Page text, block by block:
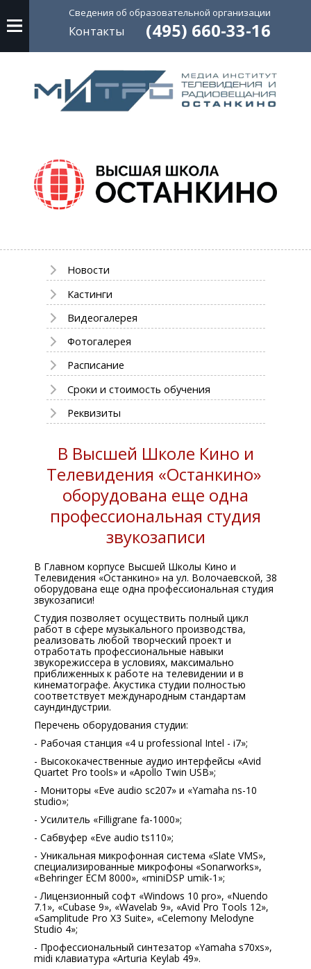
Сведения об образовательной организации
Контакты (495) 660-33-16
Новости
Кастинги
Видеогалерея
Фотогалерея
Расписание
Сроки и стоимость обучения
Реквизиты
В Высшей Школе Кино и
Телевидения «Останкино»
оборудована еще одна
профессиональная студия
звукозаписи
В Главном корпусе Высшей Школы Кино и
Телевидения «Останкино» на ул. Волочаевской, 38
оборудована еще одна профессиональная студия
звукозаписи!
Студия позволяет осуществить полный цикл
работ в сфере музыкального производства,
реализовать любой творческий проект и
отработать профессиональные навыки
звукорежиссера в условиях, максимально
приближенных к работе на телевидении и в
кинематографе. Акустика студии полностью
соответствует международным стандартам
саундиндустрии.
Перечень оборудования студии:
- Рабочая станция «4 u professional Intel - i7»;
- Высококачественные аудио интерфейсы «Avid
Quartet Pro tools» и «Apollo Twin USB»;
- Мониторы «Eve audio sc207» и «Yamaha ns-10
studio»;
- Усилитель «Filligrane fa-1000»;
- Сабвуфер «Eve audio ts110»;
- Уникальная микрофонная система «Slate VMS»,
специализированные микрофоны «Sonarworks»,
«Behringer ECM 8000», «miniDSP umik-1»;
- Лицензионный софт «Windows 10 pro», «Nuendo
7.1», «Cubase 9», «Wavelab 9», «Avid Pro Tools 12»,
«Samplitude Pro X3 Suite», «Celemony Melodyne
Studio 4»;
- Профессиональный синтезатор «Yamaha s70xs»,
midi клавиатура «Arturia Keylab 49».